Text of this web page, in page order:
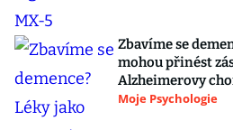
Zbavíme se
mohou přinést
Alzheimerovy
Moje Psychologie